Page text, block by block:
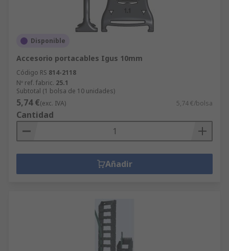
Disponible
Accesorio portacables Igus 10mm
Código RS 814-2118
Nº ref. fabric. 25.1
Subtotal (1 bolsa de 10 unidades)
5,74 €(exc. IVA) 5,74 €/bolsa
Cantidad
Añadir